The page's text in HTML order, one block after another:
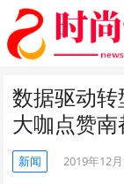
数据驱动
大咖点赞
新闻 2019年12